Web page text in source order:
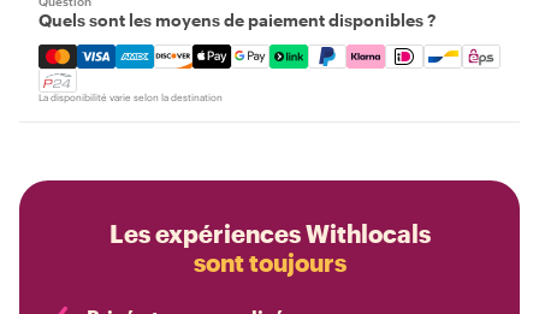
Quels sont les moyens de paiement disponibles ?
Mastercard, Visa, Amex, Discover, Apple Pay, Google
La disponibilité varie selon la destination
Les expériences Withlocals
sont toujours